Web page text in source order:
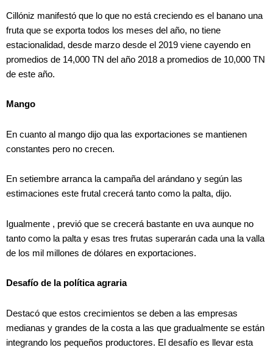
Cillóniz manifestó que lo que no está creciendo es el banano una
fruta que se exporta todos los meses del año, no tiene
estacionalidad, desde marzo desde el 2019 viene cayendo en
promedios de 14,000 TN del año 2018 a promedios de 10,000 TN
de este año.
Mango
En cuanto al mango dijo qua las exportaciones se mantienen
constantes pero no crecen.
En setiembre arranca la campaña del arándano y según las
estimaciones este frutal crecerá tanto como la palta, dijo.
Igualmente , previó que se crecerá bastante en uva aunque no
tanto como la palta y esas tres frutas superarán cada una la valla
de los mil millones de dólares en exportaciones.
Desafío de la política agraria
Destacó que estos crecimientos se deben a las empresas
medianas y grandes de la costa a las que gradualmente se están
integrando los pequeños productores. El desafío es llevar esta